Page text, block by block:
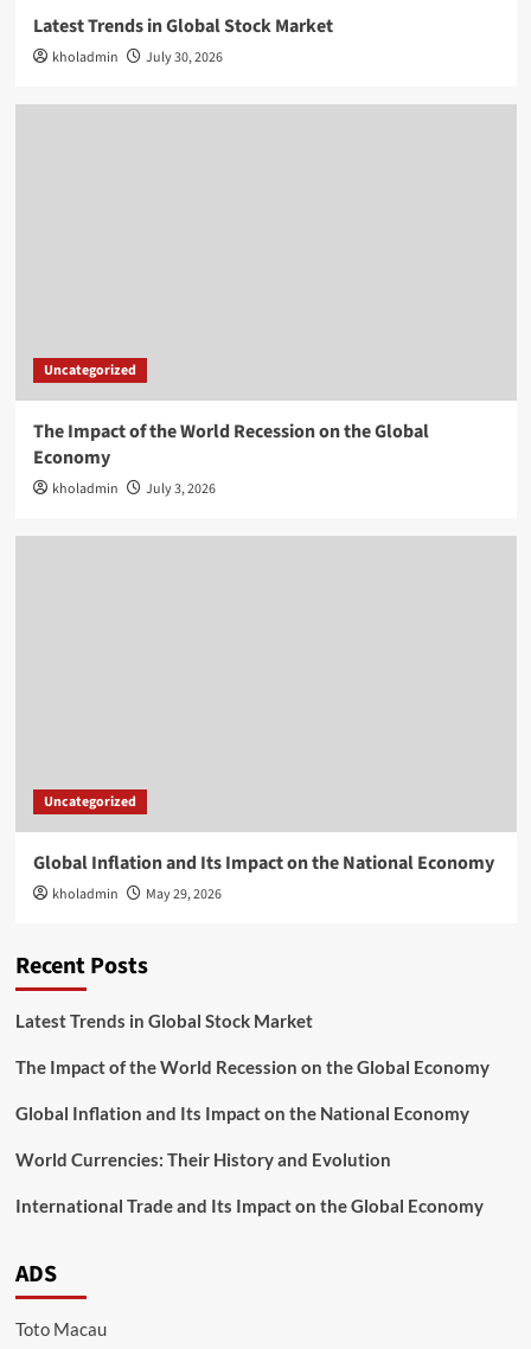
Latest Trends in Global Stock Market
kholadmin July 30, 2026
Uncategorized
The Impact of the World Recession on the Global
Economy
kholadmin July 3, 2026
Uncategorized
Global Inflation and Its Impact on the National Economy
kholadmin May 29, 2026
Recent Posts
Latest Trends in Global Stock Market
The Impact of the World Recession on the Global Economy
Global Inflation and Its Impact on the National Economy
World Currencies: Their History and Evolution
International Trade and Its Impact on the Global Economy
ADS
Toto Macau